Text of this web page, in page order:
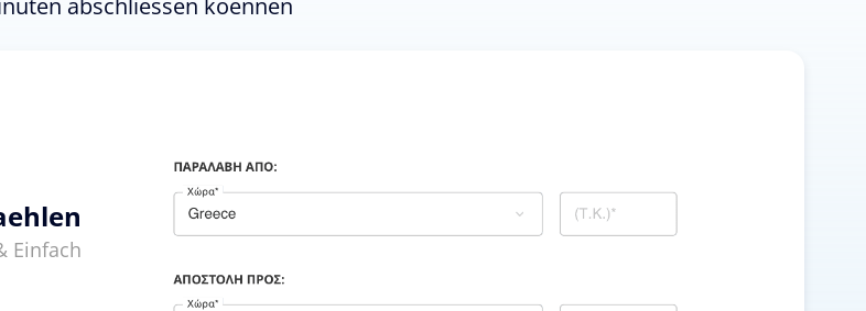
abschliessen koennen
Einfach